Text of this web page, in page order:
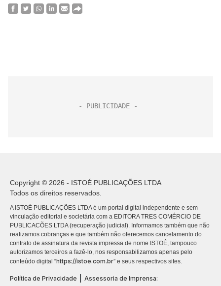
Copyright © 2026 - ISTOÉ PUBLICAÇÕES LTDA
Todos os direitos reservados.
A ISTOÉ PUBLICAÇÕES LTDA é um portal digital independente e sem
vinculação editorial e societária com a EDITORA TRES COMÉRCIO DE
PUBLICACÕES LTDA (recuperação judicial). Informamos também que não
realizamos cobranças e que também não oferecemos cancelamento do
contrato de assinatura da revista impressa de nome ISTOÉ, tampouco
autorizamos terceiros a fazê-lo, nos responsabilizamos apenas pelo
conteúdo digital “https://istoe.com.br” e seus respectivos sites.
Política de Privacidade Assessoria de Imprensa: